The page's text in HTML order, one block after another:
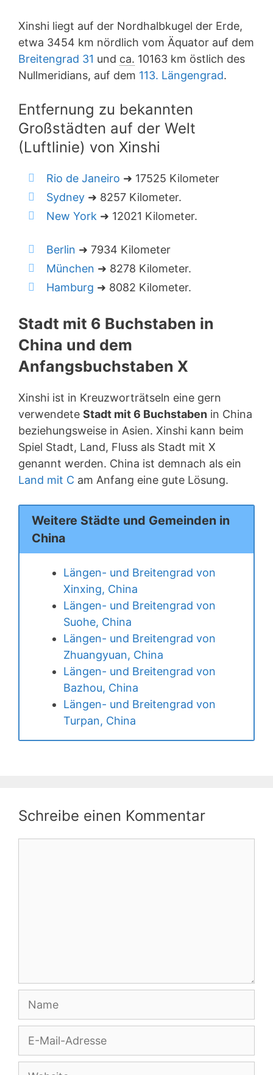
Xinshi liegt auf der Nordhalbkugel der Erde,
etwa 3454 km nördlich vom Äquator auf dem
Breitengrad 31 und ca. 10163 km östlich des
Nullmeridians, auf dem 113. Längengrad.
Entfernung zu bekannten
Großstädten auf der Welt
(Luftlinie) von Xinshi
Rio de Janeiro ➜ 17525 Kilometer
Sydney ➜ 8257 Kilometer.
New York ➜ 12021 Kilometer.
Berlin ➜ 7934 Kilometer
München ➜ 8278 Kilometer.
Hamburg ➜ 8082 Kilometer.
Stadt mit 6 Buchstaben in
China und dem
Anfangsbuchstaben X
Xinshi ist in Kreuzworträtseln eine gern
verwendete Stadt mit 6 Buchstaben in China
beziehungsweise in Asien. Xinshi kann beim
Spiel Stadt, Land, Fluss als Stadt mit X
genannt werden. China ist demnach als ein
Land mit C am Anfang eine gute Lösung.
Weitere Städte und Gemeinden in
China
Längen- und Breitengrad von
Xinxing, China
Längen- und Breitengrad von
Suohe, China
Längen- und Breitengrad von
Zhuangyuan, China
Längen- und Breitengrad von
Bazhou, China
Längen- und Breitengrad von
Turpan, China
Schreibe einen Kommentar
Adresse
Website